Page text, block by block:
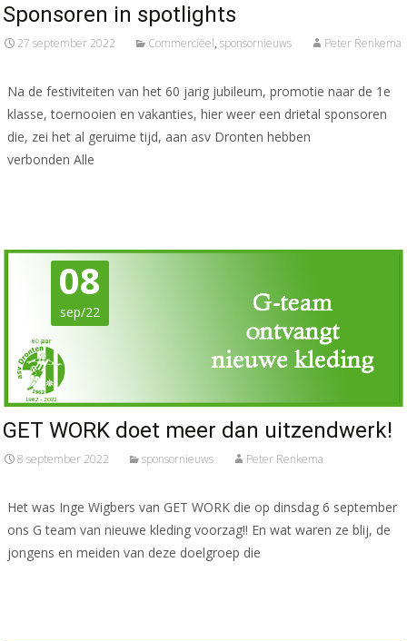
Sponsoren in spotlights
27 september 2022 Commerciëel, sponsornieuws Peter Renkema
Na de festiviteiten van het 60 jarig jubileum, promotie naar de 1e
klasse, toernooien en vakanties, hier weer een drietal sponsoren
die, zei het al geruime tijd, aan asv Dronten hebben
verbonden Alle
08
sep/22
GET WORK doet meer dan uitzendwerk!
8 september 2022 sponsornieuws Peter Renkema
Het was Inge Wigbers van GET WORK die op dinsdag 6 september
ons G team van nieuwe kleding voorzag!! En wat waren ze blij, de
jongens en meiden van deze doelgroep die